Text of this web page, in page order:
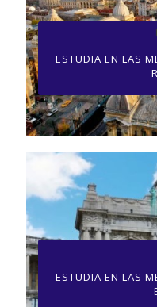
ESTUDIA EN LAS
ESTUDIA EN LAS